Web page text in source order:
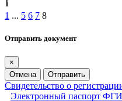
1 ... 5 6 7 8
Отправить документ
×
Отмена
Отправить
Свидетельство о
Электронный паспорт